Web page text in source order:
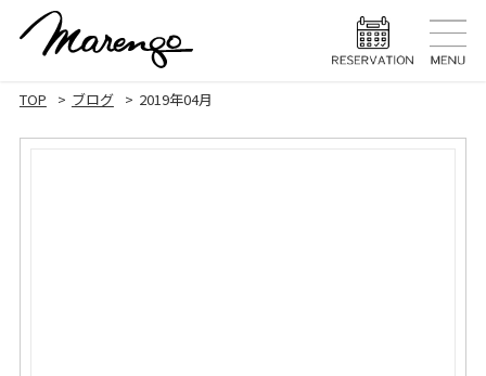
MENU メニュー
TOP ブログ 2019年04月